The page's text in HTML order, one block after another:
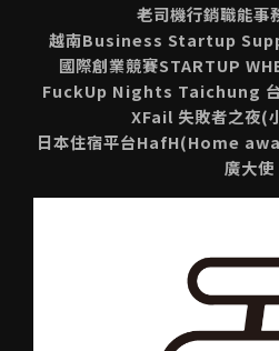
老司機行銷職能事
越南Business Startup
國際創業競賽STARTUP
FuckUp Nights Taichung 台
XFail 失敗者之夜(
日本住宿平台HafH(Home
廣大使